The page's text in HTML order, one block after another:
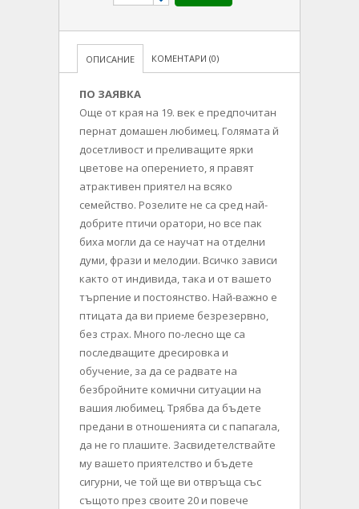
ОПИСАНИЕ КОМЕНТАРИ (0)
ПО ЗАЯВКА
Още от края на 19. век е предпочитан
пернат домашен любимец. Голямата й
досетливост и преливащите ярки
цветове на оперението, я правят
атрактивен приятел на всяко
семейство. Розелите не са сред най-
добрите птичи оратори, но все пак
биха могли да се научат на отделни
думи, фрази и мелодии. Всичко зависи
както от индивида, така и от вашето
търпение и постоянство. Най-важно е
птицата да ви приеме безрезервно,
без страх. Много по-лесно ще са
последващите дресировка и
обучение, за да се радвате на
безбройните комични ситуации на
вашия любимец. Трябва да бъдете
предани в отношенията си с папагала,
да не го плашите. Засвидетелствайте
му вашето приятелство и бъдете
сигурни, че той ще ви отвръща със
същото през своите 20 и повече